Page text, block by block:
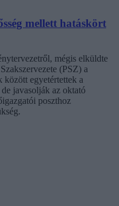
mellett hatáskört
mégis elküldte
(PSZ) a
között egyetértettek a
javasolják az oktató
poszthoz